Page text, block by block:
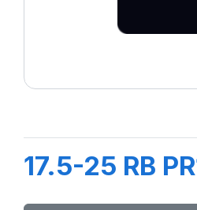
17.5-25 RB